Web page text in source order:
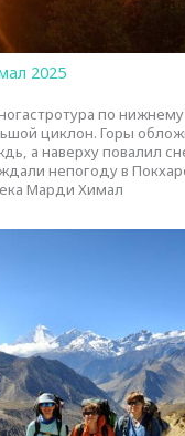
2025
по
циклон. Горы
а наверху повалил
непогоду в
Марди Химал